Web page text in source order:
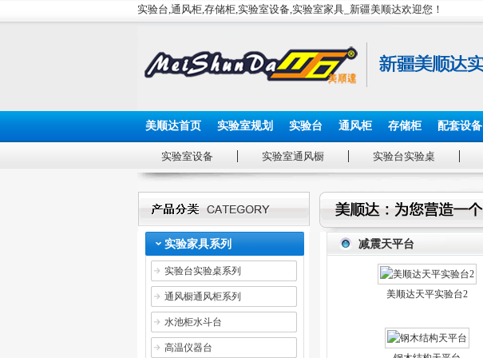
实验台,通风柜,存储柜,实验室设备,实验室家具_新疆美顺达欢迎您！
美顺达首页 实验室规划 实验台 通风柜 存储柜 配套设备
实验室设备 实验室通风橱 实验台实验桌
实验家具系列
实验台实验桌系列
通风橱通风柜系列
水池柜水斗台
高温仪器台
减震天平台
美顺达天平实验台2